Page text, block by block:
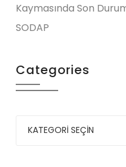
Kaymasında Son
SODAP
Categories